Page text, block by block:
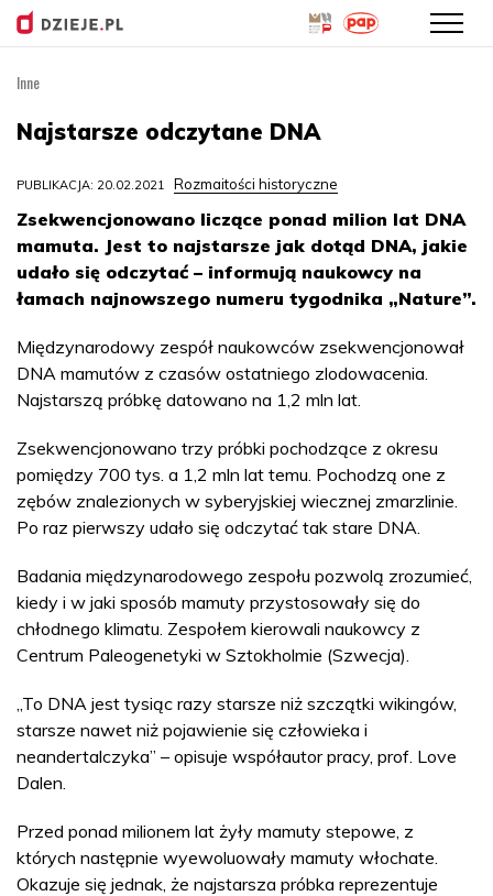
treści
Inne
Najstarsze odczytane DNA
PUBLIKACJA: 20.02.2021 Rozmaitości historyczne
Zsekwencjonowano liczące ponad milion lat DNA
mamuta. Jest to najstarsze jak dotąd DNA, jakie
udało się odczytać – informują naukowcy na
łamach najnowszego numeru tygodnika „Nature”.
Międzynarodowy zespół naukowców zsekwencjonował
DNA mamutów z czasów ostatniego zlodowacenia.
Najstarszą próbkę datowano na 1,2 mln lat.
Zsekwencjonowano trzy próbki pochodzące z okresu
pomiędzy 700 tys. a 1,2 mln lat temu. Pochodzą one z
zębów znalezionych w syberyjskiej wiecznej zmarzlinie.
Po raz pierwszy udało się odczytać tak stare DNA.
Badania międzynarodowego zespołu pozwolą zrozumieć,
kiedy i w jaki sposób mamuty przystosowały się do
chłodnego klimatu. Zespołem kierowali naukowcy z
Centrum Paleogenetyki w Sztokholmie (Szwecja).
„To DNA jest tysiąc razy starsze niż szczątki wikingów,
starsze nawet niż pojawienie się człowieka i
neandertalczyka” – opisuje współautor pracy, prof. Love
Dalen.
Przed ponad milionem lat żyły mamuty stepowe, z
których następnie wyewoluowały mamuty włochate.
Okazuje się jednak, że najstarsza próbka reprezentuje